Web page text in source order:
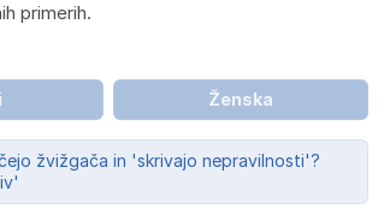
primerih.
Ženska
žvižgača in 'skrivajo nepravilnosti'?